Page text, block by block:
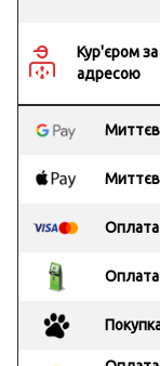
Кур'єром за
адресою
Оплата
Оплата